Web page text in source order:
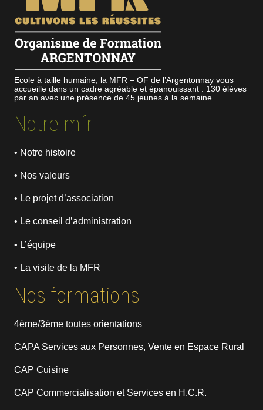
Ecole à taille humaine, la MFR – OF de l’Argentonnay vous
accueille dans un cadre agréable et épanouissant : 130 élèves
par an avec une présence de 45 jeunes à la semaine
Notre mfr
• Notre histoire
• Nos valeurs
• Le projet d’association
• Le conseil d’administration
• L’équipe
• La visite de la MFR
Nos formations
4ème/3ème toutes orientations
CAPA Services aux Personnes, Vente en Espace Rural
CAP Cuisine
CAP Commercialisation et Services en H.C.R.